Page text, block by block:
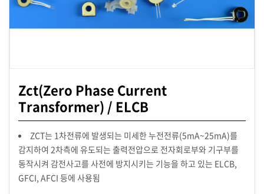
Zct(Zero Phase Current
Transformer) / ELCB
ZCT는 1차전류에 발생되는 미세한 누전전류(5mA~25mA)를
감지하여 2차측에 유도되는 출력전압으로 전자회로부와 기구부를
동작시켜 감전사고를 사전에 방지시키는 기능을 하고 있는 ELCB,
GFCI, AFCI 등에 사용됨